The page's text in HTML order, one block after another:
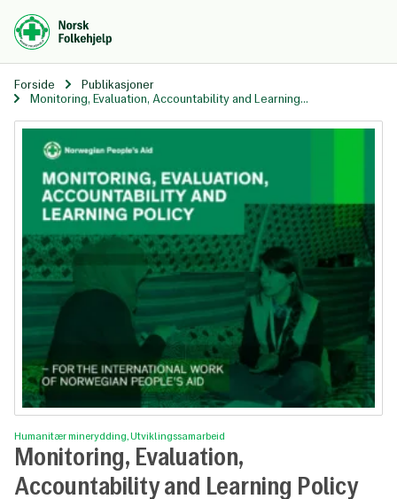
hovedinnhold
Forside
Publikasjoner
Monitoring, Evaluation, Accountability and Learning...
Monitoring, Evaluation,
Humanitær minerydding, Utviklingssamarbeid
Monitoring, Evaluation,
Accountability and Learning Policy